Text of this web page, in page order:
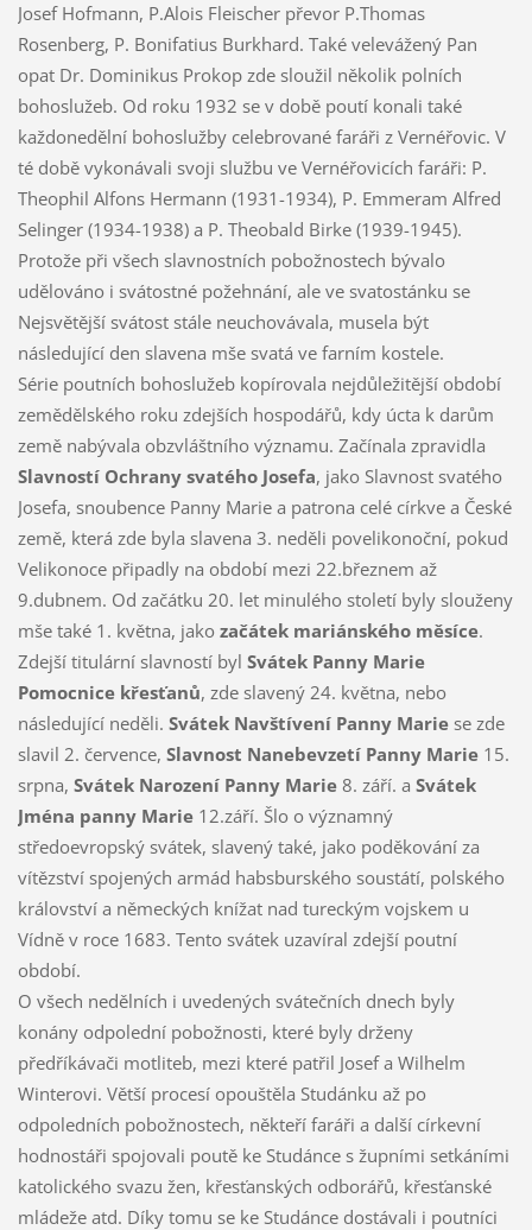
Josef Hofmann, P.Alois Fleischer převor P.Thomas
Rosenberg, P. Bonifatius Burkhard. Také velevážený Pan
opat Dr. Dominikus Prokop zde sloužil několik polních
bohoslužeb. Od roku 1932 se v době poutí konali také
každonedělní bohoslužby celebrované faráři z Vernéřovic. V
té době vykonávali svoji službu ve Vernéřovicích faráři: P.
Theophil Alfons Hermann (1931-1934), P. Emmeram Alfred
Selinger (1934-1938) a P. Theobald Birke (1939-1945).
Protože při všech slavnostních pobožnostech bývalo
udělováno i svátostné požehnání, ale ve svatostánku se
Nejsvětější svátost stále neuchovávala, musela být
následující den slavena mše svatá ve farním kostele.
Série poutních bohoslužeb kopírovala nejdůležitější období
zemědělského roku zdejších hospodářů, kdy úcta k darům
země nabývala obzvláštního významu. Začínala zpravidla
Slavností Ochrany svatého Josefa, jako Slavnost svatého
Josefa, snoubence Panny Marie a patrona celé církve a České
země, která zde byla slavena 3. neděli povelikonoční, pokud
Velikonoce připadly na období mezi 22.březnem až
9.dubnem. Od začátku 20. let minulého století byly slouženy
mše také 1. května, jako začátek mariánského měsíce.
Zdejší titulární slavností byl Svátek Panny Marie
Pomocnice křesťanů, zde slavený 24. května, nebo
následující neděli. Svátek Navštívení Panny Mariese zde
slavil 2. července, Slavnost Nanebevzetí Panny Marie15.
srpna, Svátek Narození Panny Marie8. září. a Svátek
Jména panny Marie12.září. Šlo o významný
středoevropský svátek, slavený také, jako poděkování za
vítězství spojených armád habsburského soustátí, polského
království a německých knížat nad tureckým vojskem u
Vídně v roce 1683. Tento svátek uzavíral zdejší poutní
období.
O všech nedělních i uvedených svátečních dnech byly
konány odpolední pobožnosti, které byly drženy
předříkávači motliteb, mezi které patřil Josef a Wilhelm
Winterovi. Větší procesí opouštěla Studánku až po
odpoledních pobožnostech, někteří faráři a další církevní
hodnostáři spojovali poutě ke Studánce s župními setkáními
katolického svazu žen, křesťanských odborářů, křesťanské
mládeže atd. Díky tomu se ke Studánce dostávali i poutníci